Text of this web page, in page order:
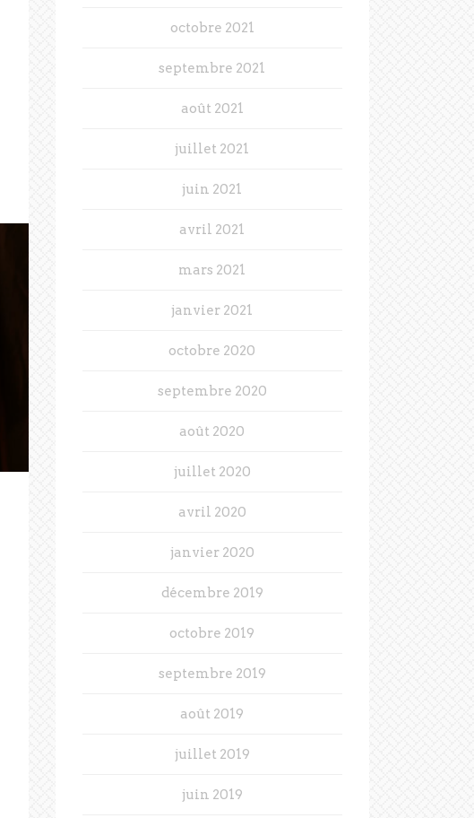
octobre 2021
septembre 2021
août 2021
juillet 2021
juin 2021
avril 2021
mars 2021
janvier 2021
octobre 2020
septembre 2020
août 2020
juillet 2020
avril 2020
janvier 2020
décembre 2019
octobre 2019
septembre 2019
août 2019
juillet 2019
juin 2019